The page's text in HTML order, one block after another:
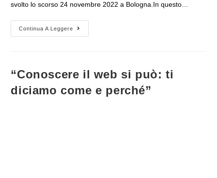
svolto lo scorso 24 novembre 2022 a Bologna.In questo…
Continua A Leggere
La
Registrazione
Strategia
Tensione
–
“Conoscere il web si può: ti
diciamo come e perché”